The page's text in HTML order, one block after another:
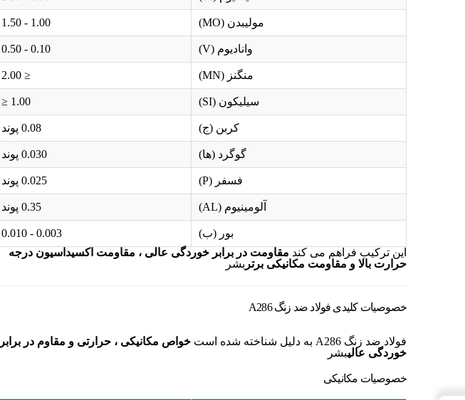
مولیبدن (MO) 1.00 - 1.50
وانادیوم (V) 0.10 - 0.50
منگنز (MN) ≤ 2.00
سیلیکون (SI) 1.00 ≤
کربن (ج) 0.08 پوند
گوگرد (ها) 0.030 پوند
فسفر (P) 0.025 پوند
آلومینیوم (AL) 0.35 پوند
بور (ب)
0.003 - 0.010
این ترکیب فراهم می کند مقاومت در برابر خوردگی عالی ، مقاومت اکسیداسیون درجه
حرارت بالا و مقاومت مکانیکی برتر بشر
خصوصیات کلیدی فولاد ضد زنگ A286
فولاد ضد زنگ A286 به دلیل شناخته شده است
خواص مکانیکی ، حرارتی و مقاوم در برابر
خوردگی عالیبشر
خصوصیات مکانیکی